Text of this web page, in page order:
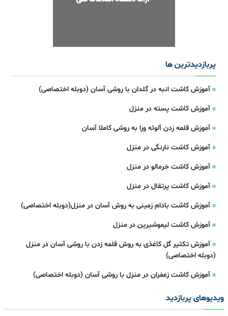
پربازدیدترین ها
آموزش کاشت انبه در گلدان با روشی آسان (دوبله اختصاصی)
آموزش کاشت پسته در منزل
آموزش قلمه زدن آلوئه ورا به روشی کاملا آسان
آموزش کاشت نارنگی در منزل
آموزش کاشت خرمالو در منزل
آموزش کاشت پرتقال در منزل
آموزش کاشت بادام زمینی به روش آسان در منزل(دوبله اختصاصی)
آموزش کاشت لیموشیرین در منزل
آموزش تکثیر گل کاغذی به روش قلمه زدن با روشی آسان در منزل
(دوبله اختصاصی)
آموزش کاشت زعفران در منزل با روشی آسان (دوبله اختصاصی)
ویدیوهای پربازدید